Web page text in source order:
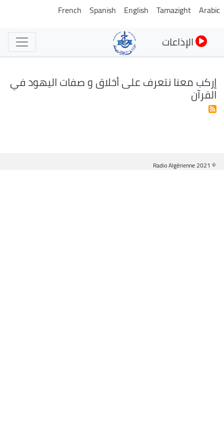
تجاوز
Arabic
Tamazight
English
Spanish
French
الإذاعات
إركب معنا نتعرف على أخلاق و صفات اليهود في
القرآن
© Radio Algérienne 2021